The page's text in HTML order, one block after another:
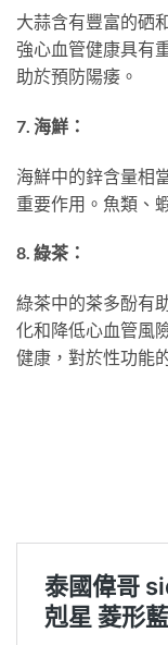
大蒜含有豐富的硒
強心血管健康具有
助於預防陽痿。
7. 海鮮：
海鮮中的鋅含量相
重要作用。魚類、
8. 綠茶：
綠茶中的茶多酚有
化和降低心血管風
健康，對於性功能